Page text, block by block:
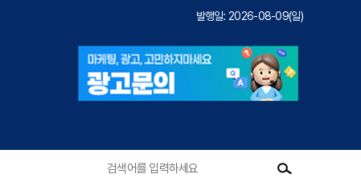
발행일: 2026-08-09(일)